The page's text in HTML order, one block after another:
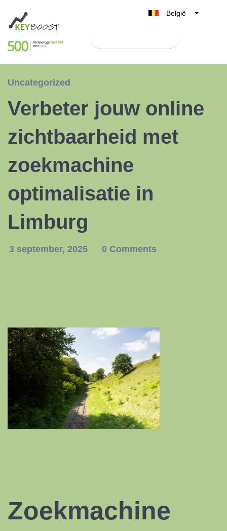
België
Nederland
España
Uncategorized
Verbeter jouw online
zichtbaarheid met
zoekmachine
optimalisatie in
Limburg
3 september, 2025 0 Comments
Zoekmachine